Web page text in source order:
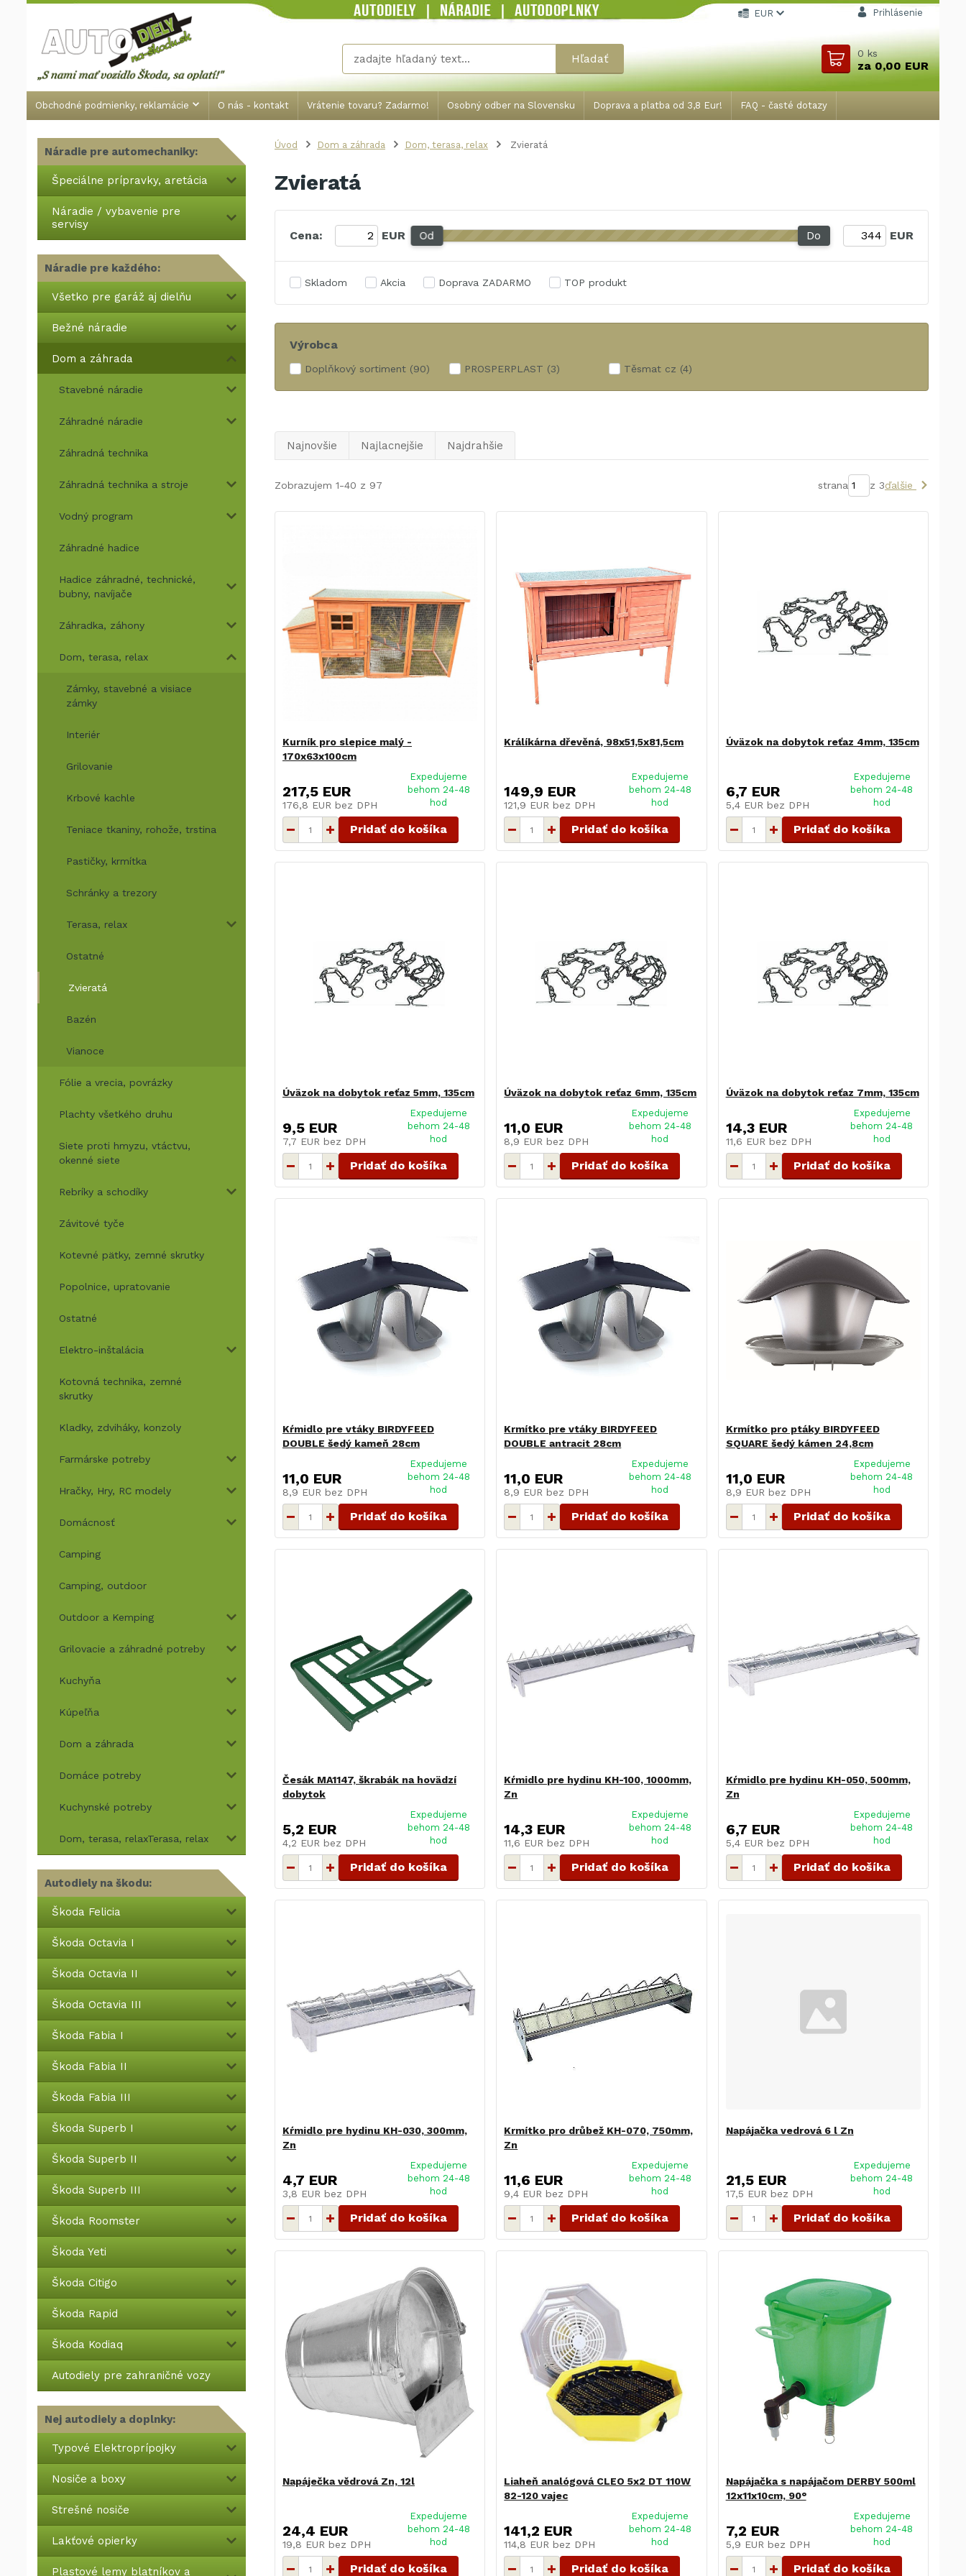
Obchodné podmienky, reklamácie O nás - kontakt Vrátenie tovaru? Zadarmo! Osobný odber na Slovensku Doprava a platba od 3,8 Eur! FAQ - časté dotazy
EUR Prihlásenie
Hľadať 0ks
za0,00 EUR
Náradie pre automechaniky:
Špeciálne prípravky, aretácia
Náradie / vybavenie pre
servisy
Náradie pre každého:
Všetko pre garáž aj dielňu
Bežné náradie
Dom a záhrada
Stavebné náradie
Záhradné náradie
Záhradná technika
Záhradná technika a stroje
Vodný program
Záhradné hadice
Hadice záhradné, technické,
bubny, navíjače
Záhradka, záhony
Dom, terasa, relax
Zámky, stavebné a visiace
zámky
Interiér
Grilovanie
Krbové kachle
Teniace tkaniny, rohože, trstina
Pastičky, krmítka
Schránky a trezory
Terasa, relax
Ostatné
Zvieratá
Bazén
Vianoce
Fólie a vrecia, povrázky
Plachty všetkého druhu
Siete proti hmyzu, vtáctvu,
okenné siete
Rebríky a schodíky
Závitové tyče
Kotevné pätky, zemné skrutky
Popolnice, upratovanie
Ostatné
Elektro-inštalácia
Kotovná technika, zemné
skrutky
Kladky, zdviháky, konzoly
Farmárske potreby
Hračky, Hry, RC modely
Domácnosť
Camping
Camping, outdoor
Outdoor a Kemping
Grilovacie a záhradné potreby
Kuchyňa
Kúpeľňa
Dom a záhrada
Domáce potreby
Kuchynské potreby
Dom, terasa, relaxTerasa, relax
Autodiely na škodu:
Škoda Felicia
Škoda Octavia I
Škoda Octavia II
Škoda Octavia III
Škoda Fabia I
Škoda Fabia II
Škoda Fabia III
Škoda Superb I
Škoda Superb II
Škoda Superb III
Škoda Roomster
Škoda Yeti
Škoda Citigo
Škoda Rapid
Škoda Kodiaq
Autodiely pre zahraničné vozy
Nej autodiely a doplnky:
Typové Elektroprípojky
Nosiče a boxy
Strešné nosiče
Lakťové opierky
Plastové lemy blatníkov a
Úvod Dom a záhrada Dom, terasa, relax Zvieratá
Zvieratá
Cena: EUR Od Do EUR
Skladom Akcia Doprava ZADARMO TOP produkt
Výrobca
Doplňkový sortiment (90) PROSPERPLAST (3) Těsmat cz (4)
Najnovšie Najlacnejšie Najdrahšie
Zobrazujem 1-40 z 97 strana z 3ďalšie
Kurník pro slepice malý -
170x63x100cm
217,5 EUR
176,8 EUR bez DPH
Expedujeme
behom 24-48
hod
Pridať do košíka
Králíkárna dřevěná, 98x51,5x81,5cm
149,9 EUR
121,9 EUR bez DPH
Expedujeme
behom 24-48
hod
Pridať do košíka
Úväzok na dobytok reťaz 4mm, 135cm
6,7 EUR
5,4 EUR bez DPH
Expedujeme
behom 24-48
hod
Pridať do košíka
Úväzok na dobytok reťaz 5mm, 135cm
9,5 EUR
7,7 EUR bez DPH
Expedujeme
behom 24-48
hod
Pridať do košíka
Úväzok na dobytok reťaz 6mm, 135cm
11,0 EUR
8,9 EUR bez DPH
Expedujeme
behom 24-48
hod
Pridať do košíka
Úväzok na dobytok reťaz 7mm, 135cm
14,3 EUR
11,6 EUR bez DPH
Expedujeme
behom 24-48
hod
Pridať do košíka
Kŕmidlo pre vtáky BIRDYFEED
DOUBLE šedý kameň 28cm
11,0 EUR
8,9 EUR bez DPH
Expedujeme
behom 24-48
hod
Pridať do košíka
Krmítko pre vtáky BIRDYFEED
DOUBLE antracit 28cm
11,0 EUR
8,9 EUR bez DPH
Expedujeme
behom 24-48
hod
Pridať do košíka
Krmítko pro ptáky BIRDYFEED
SQUARE šedý kámen 24,8cm
11,0 EUR
8,9 EUR bez DPH
Expedujeme
behom 24-48
hod
Pridať do košíka
Česák MA1147, škrabák na hovädzí
dobytok
5,2 EUR
4,2 EUR bez DPH
Expedujeme
behom 24-48
hod
Pridať do košíka
Kŕmidlo pre hydinu KH-100, 1000mm,
Zn
14,3 EUR
11,6 EUR bez DPH
Expedujeme
behom 24-48
hod
Pridať do košíka
Kŕmidlo pre hydinu KH-050, 500mm,
Zn
6,7 EUR
5,4 EUR bez DPH
Expedujeme
behom 24-48
hod
Pridať do košíka
Kŕmidlo pre hydinu KH-030, 300mm,
Zn
4,7 EUR
3,8 EUR bez DPH
Expedujeme
behom 24-48
hod
Pridať do košíka
Krmítko pro drůbež KH-070, 750mm,
Zn
11,6 EUR
9,4 EUR bez DPH
Expedujeme
behom 24-48
hod
Pridať do košíka
Napájačka vedrová 6 l Zn
21,5 EUR
17,5 EUR bez DPH
Expedujeme
behom 24-48
hod
Pridať do košíka
Napáječka vědrová Zn, 12l
24,4 EUR
19,8 EUR bez DPH
Expedujeme
behom 24-48
hod
Pridať do košíka
Liaheň analógová CLEO 5x2 DT 110W
82-120 vajec
141,2 EUR
114,8 EUR bez DPH
Expedujeme
behom 24-48
hod
Pridať do košíka
Napájačka s napájačom DERBY 500ml
12x11x10cm, 90°
7,2 EUR
5,9 EUR bez DPH
Expedujeme
behom 24-48
hod
Pridať do košíka